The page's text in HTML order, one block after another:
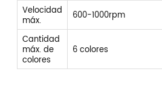
Velocidad
máx.
600-1000rpm
Cantidad
máx. de
colores
6 colores